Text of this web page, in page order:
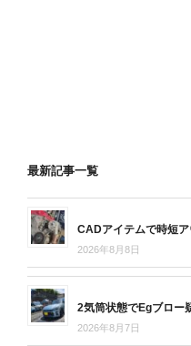
最新記事一覧
CADアイテムで時短ア
2026年8月8日
2気筒状態でEgブロー
2026年8月7日